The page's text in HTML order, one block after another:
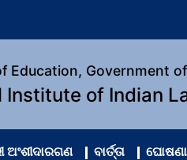
Education, Government
Institute of Indian
ଅଂଶୀଦାରଗଣ ବାର୍ତ୍ତା ଘୋଷଣା